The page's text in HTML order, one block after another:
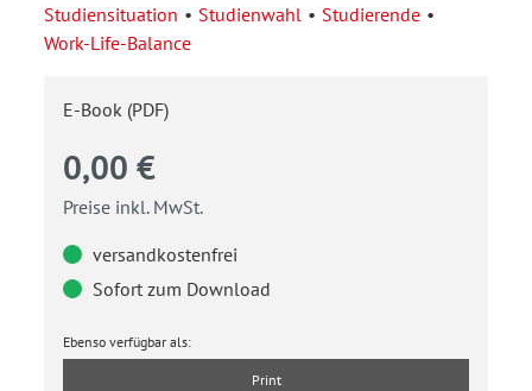
Studiensituation
Studienwahl
Studierende
Work-Life-Balance
E-Book (PDF)
0,00 €
Preise inkl. MwSt.
versandkostenfrei
Sofort zum Download
Ebenso verfügbar als:
Print